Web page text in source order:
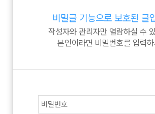
비밀글 기능으로 보호된 글
작성자와 관리자만 열람하실 수
본인이라면 비밀번호를 입력